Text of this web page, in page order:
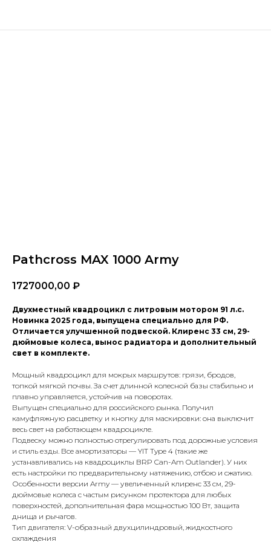
Pathcross MAX 1000 Army
1727000,00 ₽
Двухместный квадроцикл с литровым мотором 91 л.с.
Новинка 2025 года, выпущена специально для РФ.
Отличается улучшенной подвеской. Клиренс 33 см, 29-
дюймовые колеса, вынос радиатора и дополнительный
свет в комплекте.
Мощный квадроцикл для мокрых маршрутов: грязи, бродов,
топкой мягкой почвы. За счет длинной колесной базы стабильно и
плавно управляется, устойчив на поворотах.
Выпущен специально для российского рынка. Получил
камуфляжную расцветку и кнопку для маскировки: она выключит
весь свет на работающем квадроцикле.
Подвеску можно полностью отрегулировать под дорожные условия
и стиль езды. Все амортизаторы — YIT Type 4 (такие же
устанавливались на квадроциклы BRP Can-Am Outlander). У них
есть настройки по предварительному натяжению, отбою и сжатию.
Особенности версии Army — увеличенный клиренс 33 см, 29-
дюймовые колеса с частым рисунком протектора для любых
поверхностей, дополнительная фара мощностью 100 Вт, защита
днища и рычагов.
Тип двигателя: V-образный двухцилиндровый, жидкостного
охлаждения